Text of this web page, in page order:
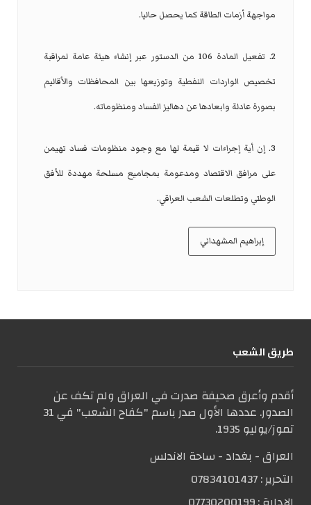
مواجهة أزمات الطاقة كما يحصل حاليا.
2. تفعيل المادة 106 من الدستور عبر إنشاء هيئة عامة لمراقبة
تخصيص الواردات النفطية وتوزيعها بين المحافظات والأقاليم
بصورة عادلة وابعادها عن دهاليز الفساد ومنظوماته.
3. إن أية إجراءات لا قيمة لها مع وجود منظومات فساد تهيمن
على مرافق الاقتصاد ومدعومة بمجاميع مسلحة مهددة للأفق
الوطني وتطلعات الشعب العراقي.
إبراهيم المشهداني
طریق الشعب
أقدم وأعرق صحيفة صدرت في العراق ولم تكف عن
الصدور. عددها الأول صدر باسم "كفاح الشعب" في 31
تموز/يوليو 1935.
العراق - بغداد - ساحة الاندلس
التحریر :07834101437